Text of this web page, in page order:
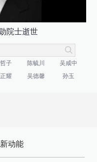
院士逝世
子 陈毓川
吴咸中
耀 吴德馨 孙玉
动能